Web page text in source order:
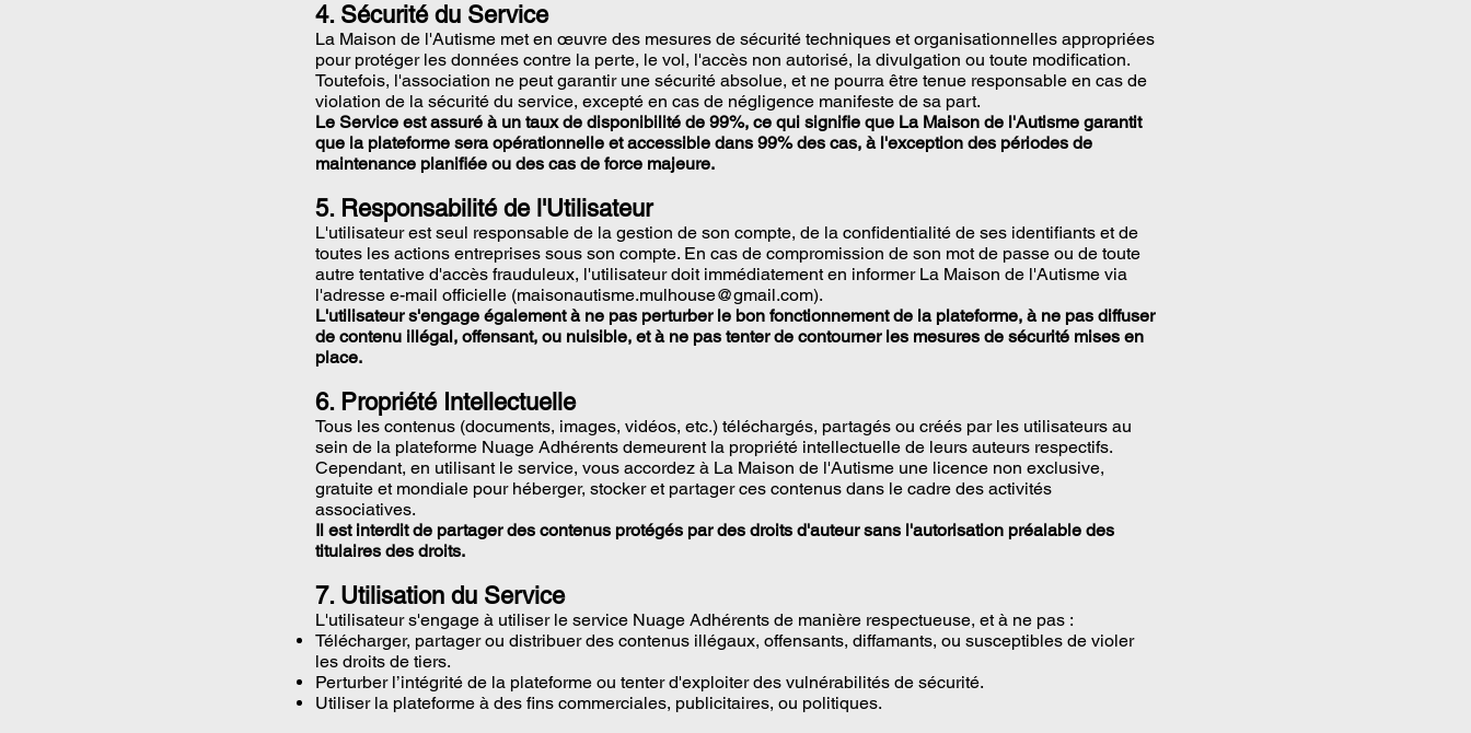
4. Sécurité du Service
La Maison de l'Autisme met en œuvre des mesures de sécurité techniques et organisationnelles appropriées
pour protéger les données contre la perte, le vol, l'accès non autorisé, la divulgation ou toute modification.
Toutefois, l'association ne peut garantir une sécurité absolue, et ne pourra être tenue responsable en cas de
violation de la sécurité du service, excepté en cas de négligence manifeste de sa part.
Le Service est assuré à un taux de disponibilité de 99%, ce qui signifie que La Maison de l'Autisme garantit
que la plateforme sera opérationnelle et accessible dans 99% des cas, à l'exception des périodes de
maintenance planifiée ou des cas de force majeure.
5. Responsabilité de l'Utilisateur
L'utilisateur est seul responsable de la gestion de son compte, de la confidentialité de ses identifiants et de
toutes les actions entreprises sous son compte. En cas de compromission de son mot de passe ou de toute
autre tentative d'accès frauduleux, l'utilisateur doit immédiatement en informer La Maison de l'Autisme via
l'adresse e-mail officielle (maisonautisme.mulhouse@gmail.com).
L'utilisateur s'engage également à ne pas perturber le bon fonctionnement de la plateforme, à ne pas diffuser
de contenu illégal, offensant, ou nuisible, et à ne pas tenter de contourner les mesures de sécurité mises en
place.
6. Propriété Intellectuelle
Tous les contenus (documents, images, vidéos, etc.) téléchargés, partagés ou créés par les utilisateurs au
sein de la plateforme Nuage Adhérents demeurent la propriété intellectuelle de leurs auteurs respectifs.
Cependant, en utilisant le service, vous accordez à La Maison de l'Autisme une licence non exclusive,
gratuite et mondiale pour héberger, stocker et partager ces contenus dans le cadre des activités
associatives.
Il est interdit de partager des contenus protégés par des droits d'auteur sans l'autorisation préalable des
titulaires des droits.
7. Utilisation du Service
L'utilisateur s'engage à utiliser le service Nuage Adhérents de manière respectueuse, et à ne pas :
Télécharger, partager ou distribuer des contenus illégaux, offensants, diffamants, ou susceptibles de violer
les droits de tiers.
Perturber l’intégrité de la plateforme ou tenter d'exploiter des vulnérabilités de sécurité.
Utiliser la plateforme à des fins commerciales, publicitaires, ou politiques.